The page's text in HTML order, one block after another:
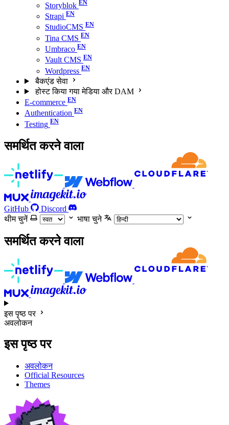
Storyblok
Strapi
StudioCMS
Tina CMS
Umbraco
Vault CMS
Wordpress
बैकएंड सेवा
होस्ट किया गया मेडिया और DAM
E-commerce
Authentication
Testing
समर्थित करने वाला
GitHub
Discord
थीम चुनें
भाषा चुने
समर्थित करने वाला
इस पृष्ठ पर
अवलोकन
इस पृष्ठ पर
अवलोकन
Official Resources
Themes